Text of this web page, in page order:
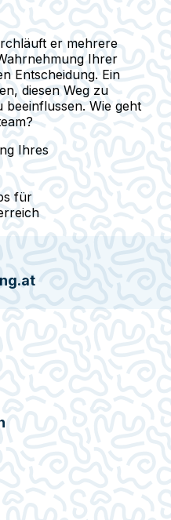
er mehrere
Ihrer
Entscheidung. Ein
diesen Weg zu
Wie geht
Ihres
für